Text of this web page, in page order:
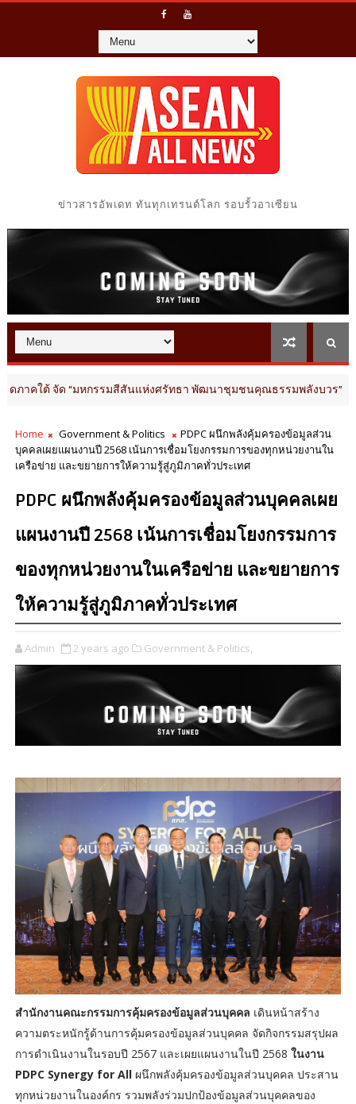
ข่าวสารอัพเดท ทันทุกเทรนด์โลก รอบรั้วอาเซียน
หกรรมสีสันแห่งศรัทธา พัฒนาชุมชนคุณธรรมพลังบวร” สืบสานคุณธรรม
Home Government & Politics
PDPC ผนึกพลังคุ้มครองข้อมูลส่วน
บุคคลเผยแผนงานปี 2568 เน้นการเชื่อมโยงกรรมการของทุกหน่วยงานใน
เครือข่าย และขยายการให้ความรู้สู่ภูมิภาคทั่วประเทศ
PDPC ผนึกพลังคุ้มครองข้อมูลส่วนบุคคลเผย
แผนงานปี 2568 เน้นการเชื่อมโยงกรรมการ
ของทุกหน่วยงานในเครือข่าย และขยายการ
ให้ความรู้สู่ภูมิภาคทั่วประเทศ
Admin 2 years ago Government & Politics,
สำนักงานคณะกรรมการคุ้มครองข้อมูลส่วนบุคคล เดินหน้าสร้าง
ความตระหนักรู้ด้านการคุ้มครองข้อมูลส่วนบุคคล จัดกิจกรรมสรุปผล
การดำเนินงานในรอบปี 2567 และเผยแผนงานในปี 2568 ในงาน
PDPC Synergy for All ผนึกพลังคุ้มครองข้อมูลส่วนบุคคล ประสาน
ทุกหน่วยงานในองค์กร รวมพลังร่วมปกป้องข้อมูลส่วนบุคคลของ